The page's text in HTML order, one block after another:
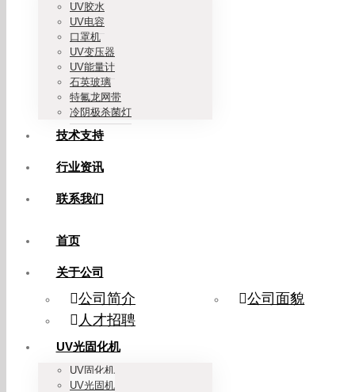
UV胶水
UV电容
口罩机
UV变压器
UV能量计
石英玻璃
特氟龙网带
冷阴极杀菌灯
技术支持
行业资讯
联系我们
首页
关于公司
公司简介
公司面貌
人才招聘
UV光固化机
UV固化机
UV光固机